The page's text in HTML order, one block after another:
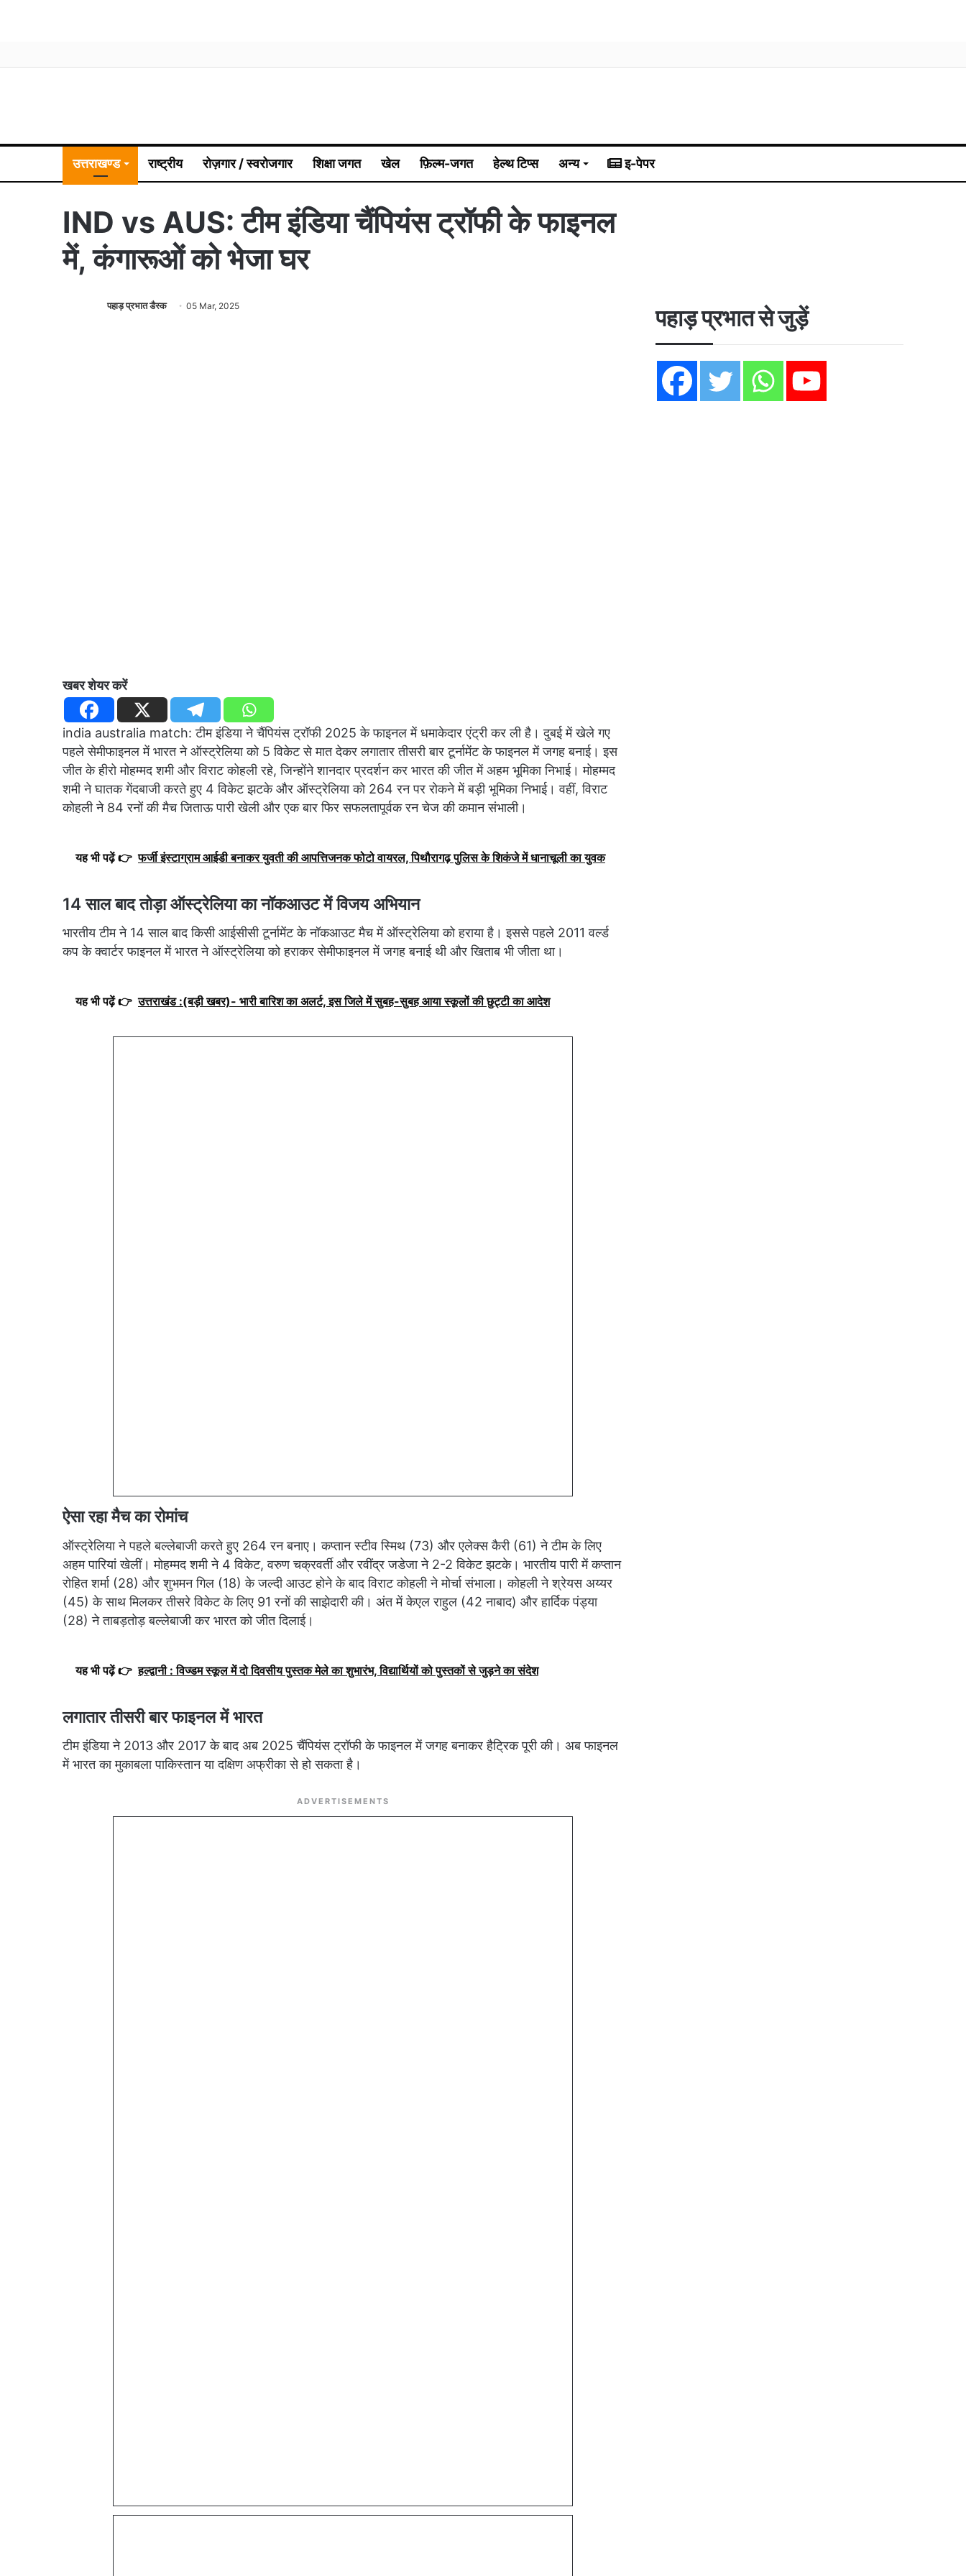
उत्तराखण्ड राष्ट्रीय रोज़गार / स्वरोजगार शिक्षा जगत खेल फ़िल्म-जगत हेल्थ टिप्स अन्य इ-पेपर
IND vs AUS: टीम इंडिया चैंपियंस ट्रॉफी के फाइनल
में, कंगारूओं को भेजा घर
पहाड़ प्रभात डैस्क 05 Mar, 2025
खबर शेयर करें
india australia match: टीम इंडिया ने चैंपियंस ट्रॉफी 2025 के फाइनल में धमाकेदार एंट्री कर ली है। दुबई में खेले गए
पहले सेमीफाइनल में भारत ने ऑस्ट्रेलिया को 5 विकेट से मात देकर लगातार तीसरी बार टूर्नामेंट के फाइनल में जगह बनाई। इस
जीत के हीरो मोहम्मद शमी और विराट कोहली रहे, जिन्होंने शानदार प्रदर्शन कर भारत की जीत में अहम भूमिका निभाई। मोहम्मद
शमी ने घातक गेंदबाजी करते हुए 4 विकेट झटके और ऑस्ट्रेलिया को 264 रन पर रोकने में बड़ी भूमिका निभाई। वहीं, विराट
कोहली ने 84 रनों की मैच जिताऊ पारी खेली और एक बार फिर सफलतापूर्वक रन चेज की कमान संभाली।
यह भी पढ़ें 👉 फर्जी इंस्टाग्राम आईडी बनाकर युवती की आपत्तिजनक फोटो वायरल, पिथौरागढ़ पुलिस के शिकंजे में धानाचूली का युवक
14 साल बाद तोड़ा ऑस्ट्रेलिया का नॉकआउट में विजय अभियान
भारतीय टीम ने 14 साल बाद किसी आईसीसी टूर्नामेंट के नॉकआउट मैच में ऑस्ट्रेलिया को हराया है। इससे पहले 2011 वर्ल्ड
कप के क्वार्टर फाइनल में भारत ने ऑस्ट्रेलिया को हराकर सेमीफाइनल में जगह बनाई थी और खिताब भी जीता था।
यह भी पढ़ें 👉 उत्तराखंड :(बड़ी खबर)- भारी बारिश का अलर्ट, इस जिले में सुबह-सुबह आया स्कूलों की छुट्टी का आदेश
ऐसा रहा मैच का रोमांच
ऑस्ट्रेलिया ने पहले बल्लेबाजी करते हुए 264 रन बनाए। कप्तान स्टीव स्मिथ (73) और एलेक्स कैरी (61) ने टीम के लिए
अहम पारियां खेलीं। मोहम्मद शमी ने 4 विकेट, वरुण चक्रवर्ती और रवींद्र जडेजा ने 2-2 विकेट झटके। भारतीय पारी में कप्तान
रोहित शर्मा (28) और शुभमन गिल (18) के जल्दी आउट होने के बाद विराट कोहली ने मोर्चा संभाला। कोहली ने श्रेयस अय्यर
(45) के साथ मिलकर तीसरे विकेट के लिए 91 रनों की साझेदारी की। अंत में केएल राहुल (42 नाबाद) और हार्दिक पंड्या
(28) ने ताबड़तोड़ बल्लेबाजी कर भारत को जीत दिलाई।
यह भी पढ़ें 👉 हल्द्वानी : विज्डम स्कूल में दो दिवसीय पुस्तक मेले का शुभारंभ, विद्यार्थियों को पुस्तकों से जुड़ने का संदेश
लगातार तीसरी बार फाइनल में भारत
टीम इंडिया ने 2013 और 2017 के बाद अब 2025 चैंपियंस ट्रॉफी के फाइनल में जगह बनाकर हैट्रिक पूरी की। अब फाइनल
में भारत का मुकाबला पाकिस्तान या दक्षिण अफ्रीका से हो सकता है।
ADVERTISEMENTS
पहाड़ प्रभात से जुड़ें